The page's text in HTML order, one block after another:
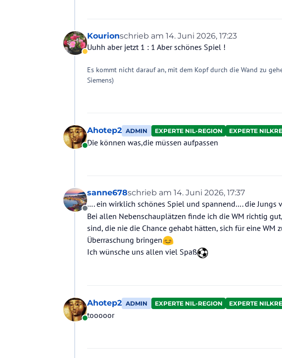
Abwesend
Kourionschrieb am 14. Juni 2026, 17:23
zuletzt editiert von Kourion
Uuhh aber jetzt 1 : 1 Aber schönes Spiel !
Es kommt nicht darauf an, mit dem Kopf durch die Wand zu
Siemens)
Online
Ahotep2 ADMIN EXPERTE NIL-REGION EXPERTE
Die können was,die müssen aufpassen
Offline
sanne678schrieb am 14. Juni 2026, 17:37
zuletzt editiert von
…. ein wirklich schönes Spiel und spannend…. die Jungs
Bei allen Nebenschauplätzen finde ich die WM richtig
sind, die nie die Chance gehabt hätten, sich für eine
Überraschung bringen
Ich wünsche uns allen viel Spaß
Online
Ahotep2 ADMIN EXPERTE NIL-REGION EXPERTE
tooooor